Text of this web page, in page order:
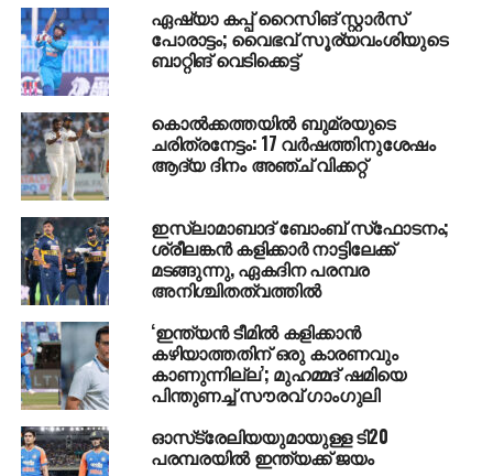
— BCCI (@BCCI)October 23,
2016
സച്ചിന്‍ തെണ്ടുല്‍ക്കറുടെ അവിസ്മരണീയ കരിയറുമായി
ഇടയ്ക്കിടെ മാറ്റുരക്കപ്പെടുന്ന കോഹ്്‌ലി ഇന്നലെ
ഏകദിനത്തില്‍ തന്റെ 26-ാം സെഞ്ച്വറിയാണ്
കുറിച്ചത്. 172 കളികളില്‍ നിന്നായിരുന്നു ഈ നേട്ടം. 463
ഏകദിനങ്ങളില്‍ 49 സെഞ്ച്വറി കുറിച്ച സച്ചിനിലേക്ക്
കോഹ്്‌ലിക്ക് ഇനിയും ദൂരമുണ്ട്. പക്ഷേ, കോഹ്്‌ലിക്ക്
ഇപ്പോള്‍ 27 ആണ് പ്രായം.
ഭേദപ്പെട്ട സ്‌കോര്‍ പിന്തുടര്‍ന്ന ഇന്ത്യക്ക് തുടക്കം
പിഴച്ചിരുന്നു. ഓപണര്‍മാര്‍ പെട്ടെന്നു മടങ്ങി. അജിന്‍ക്യ
രഹാനെ അഞ്ചു റണ്‍സെടുത്തു പുറത്തായപ്പോള്‍
രോഹിത് ശര്‍മയുടെ ഇന്നിങ്‌സ് പതിമൂന്ന് റണ്‍സില്‍
അവസാനിച്ചു.
അതോടെ നായകനും ഉപനായകനും ക്രീസിലൊന്നിച്ചു.
ഏഷ്യാ കപ്പ് റൈസിങ് സ്റ്റാര്‍സ്
പോരാട്ടം; വൈഭവ് സൂര്യവംശിയുടെ
ബാറ്റിങ് വെടിക്കെട്ട്
കൊല്‍ക്കത്തയില്‍ ബുമ്രയുടെ
ചരിത്രനേട്ടം: 17 വര്‍ഷത്തിനുശേഷം
ആദ്യ ദിനം അഞ്ച് വിക്കറ്റ്
ഇസ്ലാമാബാദ് ബോംബ് സ്‌ഫോടനം;
ശ്രീലങ്കന്‍ കളിക്കാര്‍ നാട്ടിലേക്ക്
മടങ്ങുന്നു, ഏകദിന പരമ്പര
അനിശ്ചിതത്വത്തില്‍
‘ഇന്ത്യന്‍ ടീമില്‍ കളിക്കാന്‍
കഴിയാത്തതിന് ഒരു കാരണവും
കാണുന്നില്ല’; മുഹമ്മദ് ഷമിയെ
പിന്തുണച്ച് സൗരവ് ഗാംഗുലി
ഓസ്‌ട്രേലിയയുമായുള്ള ടി20
പരമ്പരയില്‍ ഇന്ത്യക്ക് ജയം